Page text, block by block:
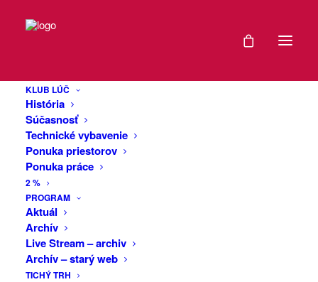
KLUB LÚČ
História
Súčasnosť
Technické vybavenie
Ponuka priestorov
Ponuka práce
2 %
PROGRAM
Aktuál
Archív
Live Stream – archiv
Archív – starý web
TICHÝ TRH
cestovateľské
kino: Patagónia
Krajina divokých fjordov, obrovských
pionierskych dediniek, nádherných
tyrkysových horských jazier, ešte takmer
jednou z najkrajších a najodľahlejších
ciest sveta. 1240 km dlhá Carretera
DÁTUM